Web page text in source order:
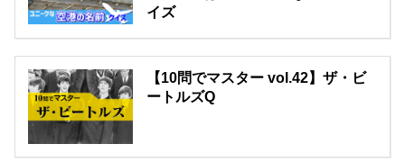
イズ
【10問でマスター vol.42】ザ・ビ
ートルズQ